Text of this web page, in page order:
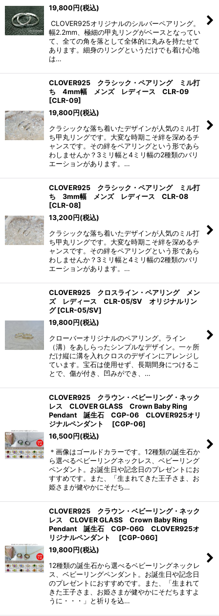
19,800円(税込)
CLOVER925オリジナルのシルバーペアリング。
幅2.2mm、極細の甲丸リングがベースとなってい
て、全ての角を落として全体的に丸みを持たせて
あります。細身のリングというだけでも着け心地
は…
CLOVER925 クラシック・ペアリング ミル打
ち 4mm幅 メンズ レディース CLR-09
[CLR-09]
19,800円(税込)
クラシックな落ち着いたデザインが人気のミル打
ち甲丸リングです。大変な時期こそ絆を深めるチ
ャンスです。その絆をペアリングという形であら
わしませんか？3ミリ幅と4ミリ幅の2種類のバリ
エーションがあります。…
CLOVER925 クラシック・ペアリング ミル打
ち 3mm幅 メンズ レディース CLR-08
[CLR-08]
13,200円(税込)
クラシックな落ち着いたデザインが人気のミル打
ち甲丸リングです。大変な時期こそ絆を深めるチ
ャンスです。その絆をペアリングという形であら
わしませんか？3ミリ幅と4ミリ幅の2種類のバリ
エーションがあります。…
CLOVER925 クロスライン・ペアリング メン
ズ レディース CLR-05/SV オリジナルリン
グ [CLR-05/SV]
19,800円(税込)
クローバーオリジナルのペアリング。ライン
（溝）をあしらったシンプルなデザイン。一ヶ所
だけ縦に溝を入れクロスのデザインにアレンジし
ています。宝石は使用せず、長期間身につけるこ
とで、傷が付き、凹みができ、…
CLOVER925 クラウン・ベビーリング・ネック
レス CLOVER GLASS Crown Baby Ring
Pendant 誕生石 CGP-06 CLOVER925オリ
ジナルペンダント
[CGP-06]
16,500円(税込)
＊画像はゴールドカラーです。12種類の誕生石か
ら選べるベビーリングネックレス、ベビーリング
ペンダント。お誕生日や記念日のプレゼントにお
すすめです。また、「生まれてきた王子さま、お
姫さまが健やかにそだち…
CLOVER925 クラウン・ベビーリング・ネック
レス CLOVER GLASS Crown Baby Ring
Pendant 誕生石 CGP-06G CLOVER925オ
リジナルペンダント
[CGP-06G]
19,800円(税込)
12種類の誕生石から選べるベビーリングネックレ
ス、ベビーリングペンダント。お誕生日や記念日
のプレゼントにおすすめです。また、「生まれて
きた王子さま、お姫さまが健やかにそだちますよ
うに・・・」と祈りを込…